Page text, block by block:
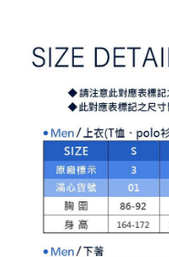
2.付款方式選擇「大哥付你
流程，驗證手機門號後，選
3.實際核准額度、可分期數及
4.訂單成立30分鐘內，如未
消。如遇「轉專審核」未通
法說明評估內容。
【繳款方式說明】
1.分期款項不併入電信帳單
醒簡訊。
2.透過簡訊連結打開帳單後
帳／街口支付／iPASS
相關說明
【關於「AFTEE先享後付」】
AFTEE先享後付是「在收到
便利好安心！
２．便利：只要手機號碼，簡
３．安心：先確認商品／服務
【「AFTEE先享後付」結帳
１．於結帳方式選擇「
結帳頁面，進行簡訊認證並
２．訂單成立數日內，您將
３．收到繳費通知簡訊後14
運送方式
全家取貨付款
免運費
付款後全家取貨